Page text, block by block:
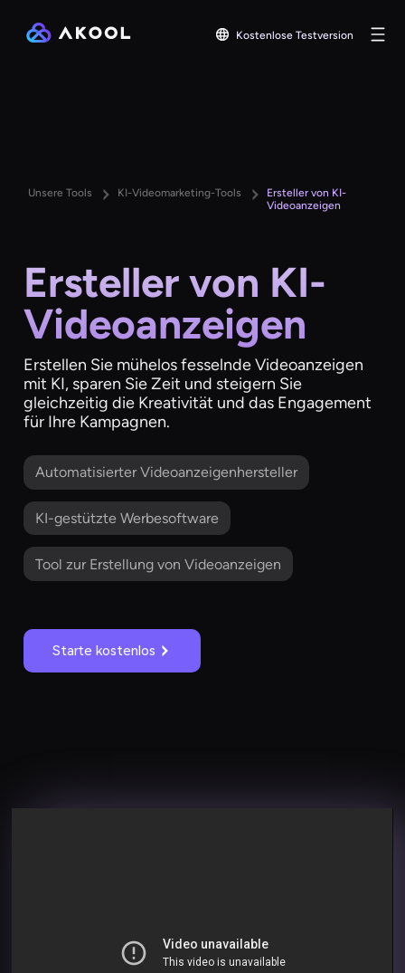
Kostenlose Testversion
Unsere Tools KI-Videomarketing-Tools
Ersteller von KI-
Videoanzeigen
Ersteller von KI-
Videoanzeigen
Erstellen Sie mühelos fesselnde Videoanzeigen
mit KI, sparen Sie Zeit und steigern Sie
gleichzeitig die Kreativität und das Engagement
für Ihre Kampagnen.
Automatisierter Videoanzeigenhersteller
KI-gestützte Werbesoftware
Tool zur Erstellung von Videoanzeigen
Starte kostenlos